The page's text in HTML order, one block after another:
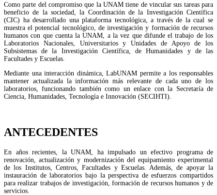
Como parte del compromiso que la UNAM tiene de vincular sus tareas para
beneficio de la sociedad, la Coordinación de la Investigación Científica
(CIC) ha desarrollado una plataforma tecnológica, a través de la cual se
muestra el potencial tecnológico, de investigación y formación de recursos
humanos con que cuenta la UNAM, a la vez que difunde el trabajo de los
Laboratorios Nacionales, Universitarios y Unidades de Apoyo de los
Subsistemas de la Investigación Científica, de Humanidades y de las
Facultades y Escuelas.
Mediante una interacción dinámica, LabUNAM permite a los responsables
mantener actualizada la información más relevante de cada uno de los
laboratorios, funcionando también como un enlace con la Secretaría de
Ciencia, Humanidades, Tecnología e Innovación (SECIHTI).
ANTECEDENTES
En años recientes, la UNAM, ha impulsado un efectivo programa de
renovación, actualización y modernización del equipamiento experimental
de los Institutos, Centros, Facultades y Escuelas. Además, de apoyar la
instauración de laboratorios bajo la perspectiva de esfuerzos compartidos
para realizar trabajos de investigación, formación de recursos humanos y de
servicios.